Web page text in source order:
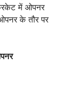
में ओपनर
के तौर पर